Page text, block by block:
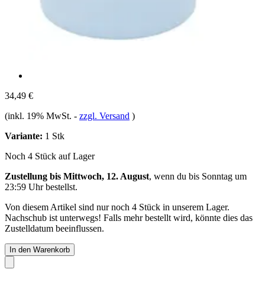
34,49 €
(inkl. 19% MwSt. - zzgl. Versand )
Variante: 1 Stk
Noch 4 Stück auf Lager
Zustellung bis Mittwoch, 12. August, wenn du bis Sonntag um
23:59 Uhrbestellst.
Von diesem Artikel sind nur noch 4 Stück in unserem Lager.
Nachschub ist unterwegs! Falls mehr bestellt wird, könnte dies das
Zustelldatum beeinflussen.
In den Warenkorb